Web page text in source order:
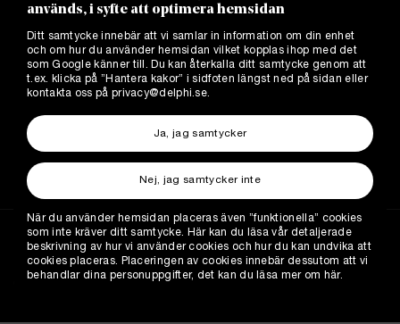
Allmänna villkor
Integritetspolicy
Cookies
Hantera kakor
Delphipodden
Delphi Tech Blog
Delphi Competition Blog
© Friends of Delphi 2026
används, i syfte att optimera hemsidan
Ditt samtycke innebär att vi samlar in information om din enhet
och om hur du använder hemsidan vilket kopplas ihop med det
som Google känner till. Du kan återkalla ditt samtycke genom att
t.ex. klicka på ”Hantera kakor” i sidfoten längst ned på sidan eller
kontakta oss på privacy@delphi.se.
Ja, jag samtycker
Nej, jag samtycker inte
När du använder hemsidan placeras även ”funktionella” cookies
som inte kräver ditt samtycke. Härkan du läsa vår detaljerade
beskrivning av hur vi använder cookies och hur du kan undvika att
cookies placeras. Placeringen av cookies innebär dessutom att vi
behandlar dina personuppgifter, det kan du läsa mer om här.